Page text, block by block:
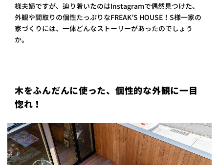
合わせ
採用情
報
様夫婦ですが、辿り着いたのはInstagramで偶然見つけた、
外観や間取りの個性たっぷりなFREAK’S HOUSE！S様一家の
家づくりには、一体どんなストーリーがあったのでしょう
か。
木をふんだんに使った、個性的な外観に一目
惚れ！